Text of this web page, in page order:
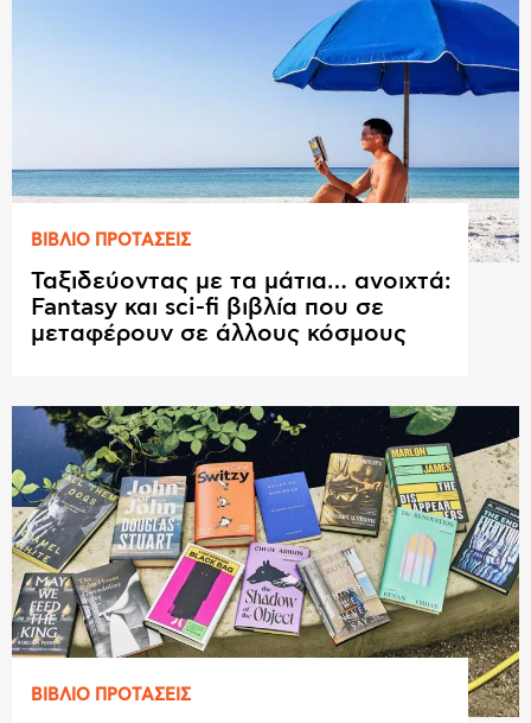
ΒΙΒΛΙΟ ΠΡΟΤAΣΕΙΣ
Ταξιδεύοντας με τα μάτια… ανοιχτά:
Fantasy και sci-fi βιβλία που σε
μεταφέρουν σε άλλους κόσμους
ΒΙΒΛΙΟ ΠΡΟΤAΣΕΙΣ